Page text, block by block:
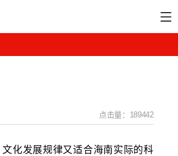
点击量：189442
化发展规律又适合海南实际的科